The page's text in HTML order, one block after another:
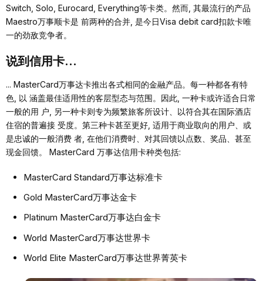
Switch, Solo, Eurocard, Everything等卡类。然⽽, 其最流⾏的产品
Maestro万事顺卡是 前两种的合并, 是今⽇Visa debit card扣款卡唯
⼀的劲敌竞争者。
说到信⽤卡...
... MasterCard万事达卡推出各式相同的⾦融产品。每⼀种都各有特
⾊, 以 涵盖最佳适⽤性的客层型态与范围。因此, ⼀种卡或许适合⽇常
⼀般的⽤ 户, 另⼀种卡则专为频繁旅客所设计、以符合其在国际酒店
住宿的普遍接 受度。第三种卡甚⾄更好, 适⽤于商业取向的⽤户、或
是忠诚的⼀般消费 者, 在他们消费时、对其回馈以点数、奖品、甚⾄
现⾦回馈。 MasterCard 万事达信⽤卡种类包括:
MasterCard Standard万事达标准卡
Gold MasterCard万事达⾦卡
Platinum MasterCard万事达⽩⾦卡
World MasterCard万事达世界卡
World Elite MasterCard万事达世界菁英卡